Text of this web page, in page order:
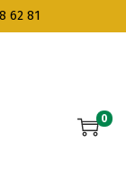
62 81
0